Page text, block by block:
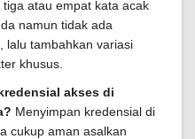
atau empat kata acak
namun tidak ada
lalu tambahkan variasi
khusus.
akses di
Menyimpan kredensial di
cukup aman asalkan